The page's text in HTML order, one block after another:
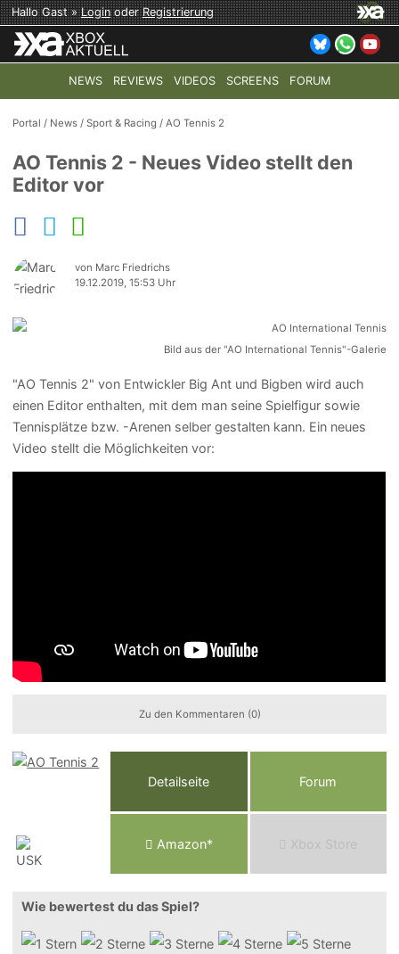
Hallo Gast »LoginoderRegistrierung
NEWS REVIEWS VIDEOS SCREENS FORUM
TOP-THEMEN: COD: MODERN WARFARE 4 HALO:
Portal / News /Sport & Racing /AO Tennis 2
AO Tennis 2 - Neues Video stellt den
Editor vor
von Marc Friedrichs
19.12.2019, 15:53 Uhr
Bild aus der "AO International Tennis"-Galerie
"AO Tennis 2" von Entwickler Big Ant und Bigben wird auch
einen Editor enthalten, mit dem man seine Spielfigur sowie
Tennisplätze bzw. -Arenen selber gestalten kann. Ein neues
Video stellt die Möglichkeiten vor:
Zu den Kommentaren (0)
Detailseite Forum
Amazon* Xbox Store
Wie bewertest du das Spiel?